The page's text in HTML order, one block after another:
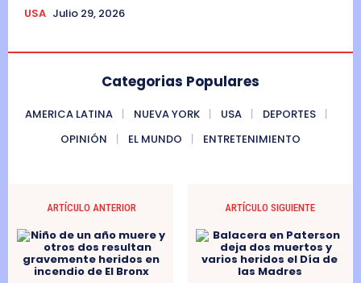
USA Julio 29, 2026
Categorias Populares
AMERICA LATINA NUEVA YORK USA
DEPORTES
OPINIÓN
EL MUNDO ENTRETENIMIENTO
ARTÍCULO ANTERIOR ARTÍCULO SIGUIENTE